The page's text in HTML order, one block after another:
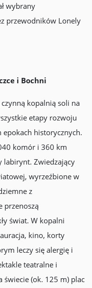
wybrany
przewodników Lonely
i Bochni
kopalnią soli na
etapy rozwoju
historycznych.
komór i 360 km
labirynt. Zwiedzający
wyrzeźbione w
z
przenoszą
świat. W kopalni
kino, korty
leczy się alergię i
teatralne i
świecie (ok. 125 m) plac